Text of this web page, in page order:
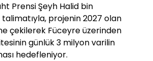
Prensi Şeyh Halid bin
projenin 2027 olan
çekilerek Füceyre üzerinden
günlük 3 milyon varilin
hedefleniyor.